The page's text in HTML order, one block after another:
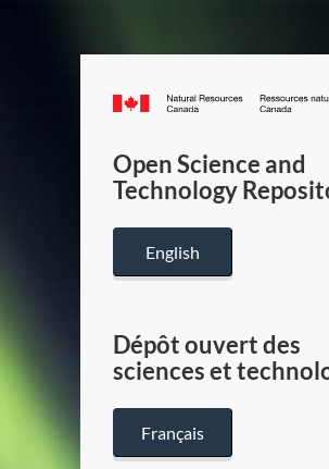
Canada.ca
Open Science and
Technology
English
Dépôt ouvert des
sciences et
Français